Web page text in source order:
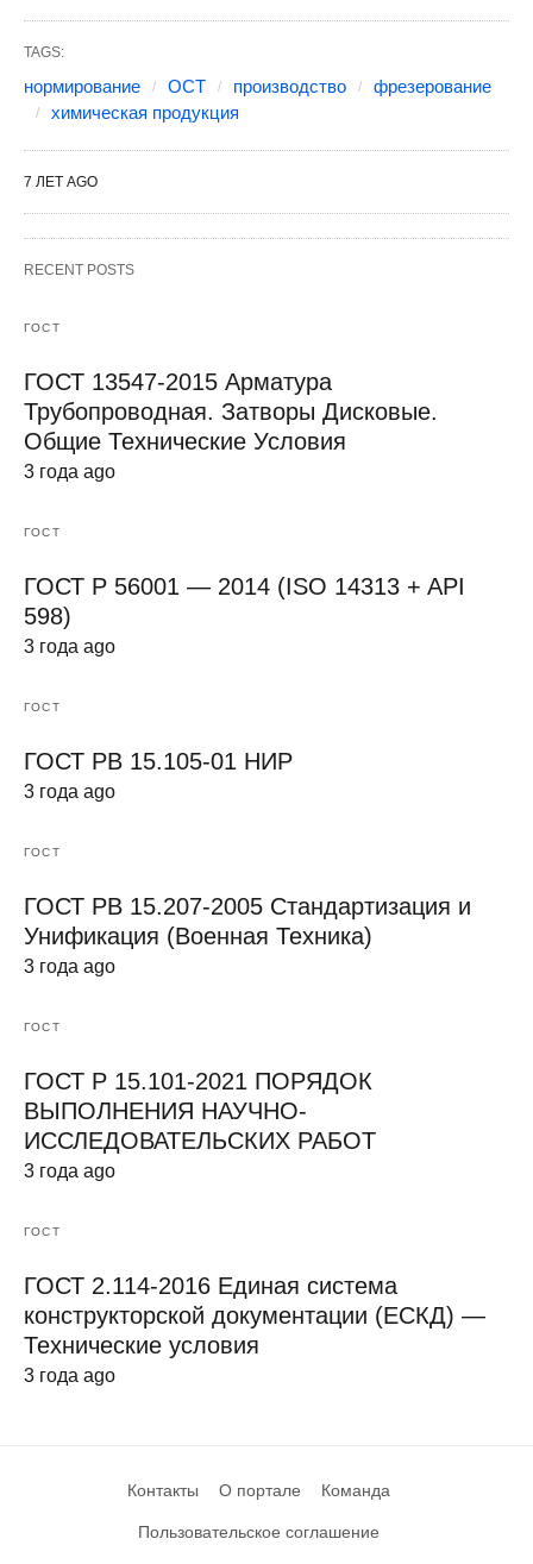
TAGS:
нормирование ОСТ производство
фрезерование
химическая продукция
7 ЛЕТ AGO
RECENT POSTS
ГОСТ
ГОСТ 13547-2015 Арматура
Трубопроводная. Затворы Дисковые.
Общие Технические Условия
3 года ago
ГОСТ
ГОСТ Р 56001 — 2014 (ISO 14313 + API
598)
3 года ago
ГОСТ
ГОСТ РВ 15.105-01 НИР
3 года ago
ГОСТ
ГОСТ РВ 15.207-2005 Стандартизация и
Унификация (Военная Техника)
3 года ago
ГОСТ
ГОСТ Р 15.101-2021 ПОРЯДОК
ВЫПОЛНЕНИЯ НАУЧНО-
ИССЛЕДОВАТЕЛЬСКИХ РАБОТ
3 года ago
ГОСТ
ГОСТ 2.114-2016 Единая система
конструкторской документации (ЕСКД) —
Технические условия
3 года ago
Контакты О портале Команда
Пользовательское соглашение